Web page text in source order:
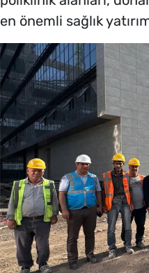
en önemli sağlık